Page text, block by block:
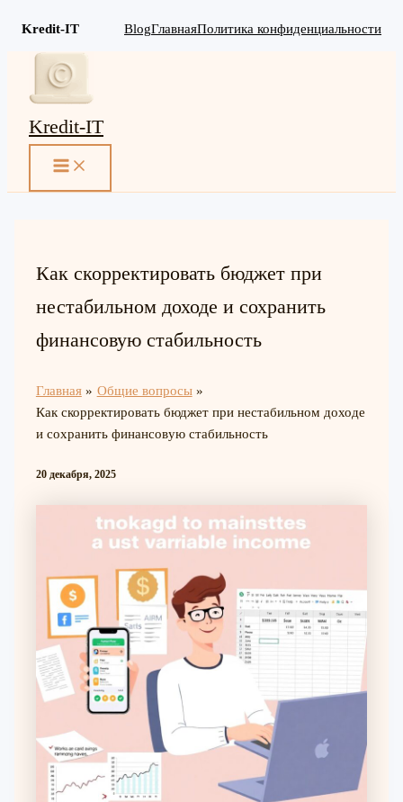
Kredit-IT BlogГлавнаяПолитика конфиденциальности
Перейти
содержимому
Kredit-IT
MAIN
Как скорректировать бюджет при
нестабильном доходе и сохранить
финансовую стабильность
Главная
Общие вопросы
Как скорректировать бюджет при нестабильном доходе
и сохранить финансовую стабильность
20 декабря, 2025